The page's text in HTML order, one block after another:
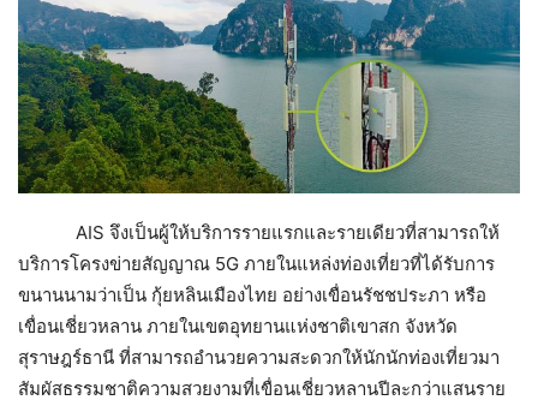
AIS จึงเป็นผู้ให้บริการรายแรกและรายเดียวที่สามารถให้
บริการโครงข่ายสัญญาณ 5G ภายในแหล่งท่องเที่ยวที่ได้รับการ
ขนานนามว่าเป็น กุ้ยหลินเมืองไทย อย่างเขื่อนรัชชประภา หรือ
เขื่อนเชี่ยวหลาน ภายในเขตอุทยานแห่งชาติเขาสก จังหวัด
สุราษฎร์ธานี ที่สามารถอำนวยความสะดวกให้นักนักท่องเที่ยวมา
สัมผัสธรรมชาติความสวยงามที่เขื่อนเชี่ยวหลานปีละกว่าแสนราย